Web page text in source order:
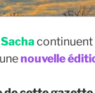
continuent
nouvelle